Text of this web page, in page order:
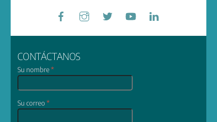
Facebook
CONTÁCTANOS
Su nombre*
Su correo*